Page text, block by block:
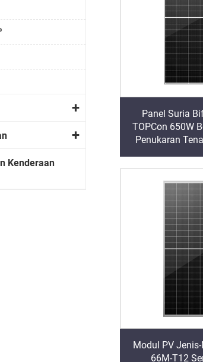
Kenderaan
Panel Suria
TOPCon 650W
Penukaran
Modul PV
66M-T12